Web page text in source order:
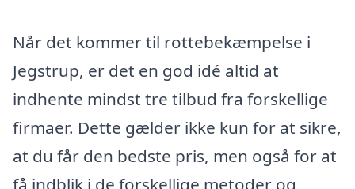
Når det kommer til rottebekæmpelse i
Jegstrup, er det en god idé altid at
indhente mindst tre tilbud fra forskellige
firmaer. Dette gælder ikke kun for at sikre,
at du får den bedste pris, men også for at
få indblik i de forskellige metoder og